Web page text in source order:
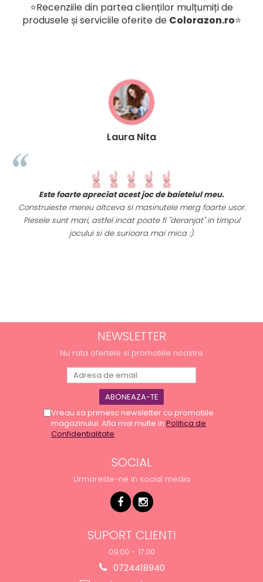
⭐Recenziile din partea clienților mulțumiți de
produsele și serviciile oferite de Colorazon.ro⭐
Laura Nita
Este foarte apreciat acest joc de baietelul meu.
Construieste mereu altceva si masinutele merg foarte usor.
Piesele sunt mari, astfel incat poate fi "deranjat" in timpul
jocului si de surioara mai mica :).
NEWSLETTER
Nu rata ofertele si promotiile noastre
Vreau sa primesc newsletter cu promotiile
magazinului. Afla mai multe in Politica de
Confidentialitate
SOCIAL
Urmareste-ne in social media
SUPORT CLIENTI
09:00 - 17:00
0724418940